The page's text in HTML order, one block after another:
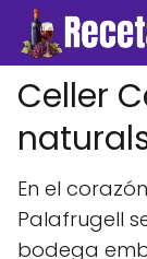
Celler
En el
Palafrugell
bodega